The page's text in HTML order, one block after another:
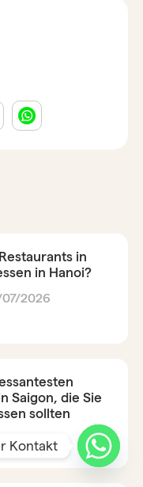
in
in Hanoi?
2026
Saigon, die Sie
sollten
25/07/2026
Kontakt